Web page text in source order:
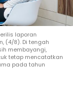
laporan
(4/8). Di tengah
membayangi,
tetap mencatatkan
pada tahun